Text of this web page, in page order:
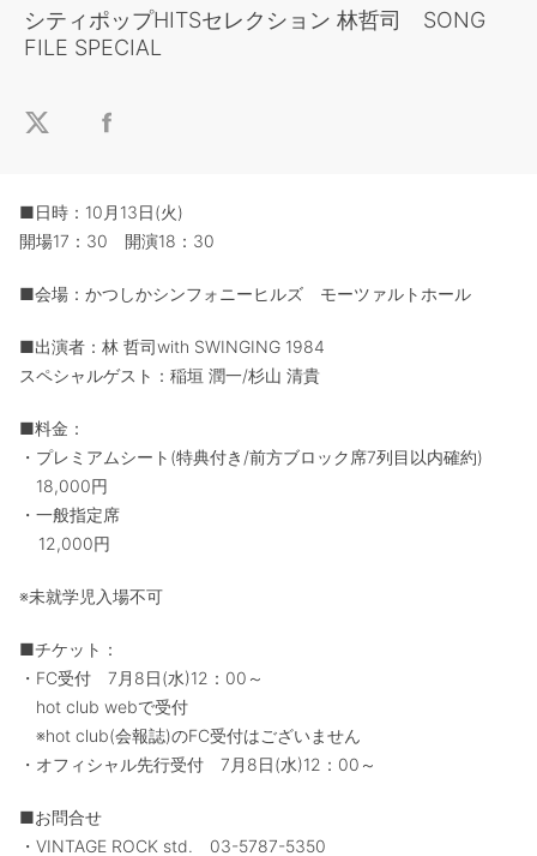
シティポップHITSセレクション 林哲司 SONG
FILE SPECIAL
■日時：10月13日(火)
開場17：30 開演18：30
■会場：かつしかシンフォニーヒルズ モーツァルトホール
■出演者：林 哲司with SWINGING 1984
スペシャルゲスト：稲垣 潤一/杉山 清貴
■料金：
・プレミアムシート(特典付き/前方ブロック席7列目以内確約)
18,000円
・一般指定席
12,000円
※未就学児入場不可
■チケット：
・FC受付 7月8日(水)12：00～
hot club webで受付
※hot club(会報誌)のFC受付はございません
・オフィシャル先行受付 7月8日(水)12：00～
■お問合せ
・VINTAGE ROCK std. 03-5787-5350